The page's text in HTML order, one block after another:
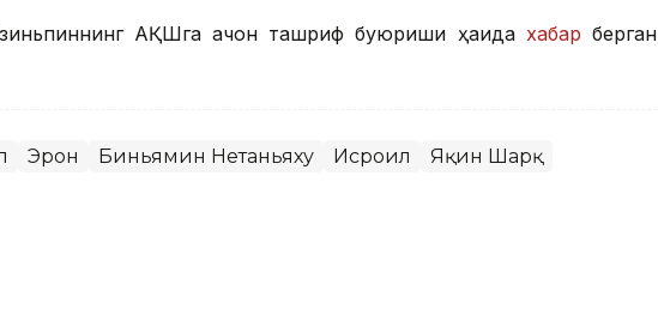
АҚШга қачон ташриф буюриши ҳақидахабар берган
Эрон Биньямин Нетаньяху Исроил
Яқин Шарқ